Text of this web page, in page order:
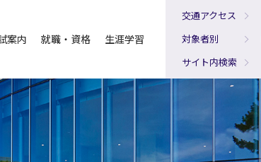
交通アクセス
対象者別
サイト内検索
案内 就職・資格 生涯学習